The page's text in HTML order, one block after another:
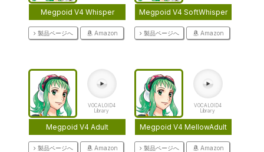
Megpoid V4 Whisper
製品ページへ Amazon
Megpoid V4 SoftWhisper
製品ページへ Amazon
VOCALOID4
Library
Megpoid V4 Adult
製品ページへ Amazon
VOCALOID4
Library
Megpoid V4 MellowAdult
製品ページへ Amazon